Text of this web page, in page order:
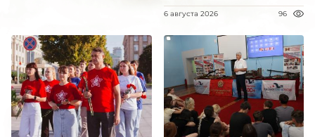
6 августа 2026 96